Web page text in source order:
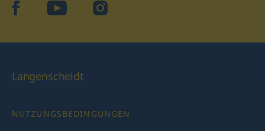
facebookYouTube Instagram
Langenscheidt
NUTZUNGSBEDINGUNGEN